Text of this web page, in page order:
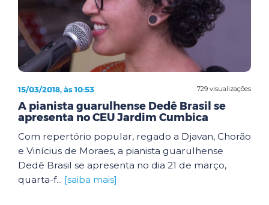
729 visualizações
15/03/2018, às 10:53
A pianista guarulhense Dedê Brasil se
apresenta no CEU Jardim Cumbica
Com repertório popular, regado a Djavan, Chorão
e Vinícius de Moraes, a pianista guarulhense
Dedê Brasil se apresenta no dia 21 de março,
quarta-f... [saiba mais]